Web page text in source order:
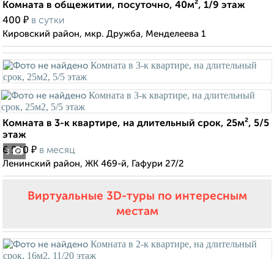
Комната в общежитии, посуточно, 40м², 1/9 этаж
400 ₽ в сутки
Кировский район, мкр. Дружба, Менделеева 1
3
Комната в 3-к квартире, на длительный срок, 25м², 5/5
этаж
6 500 ₽ в месяц
Ленинский район, ЖК 469-й, Гафури 27/2
Виртуальные 3D-туры по интересным
местам